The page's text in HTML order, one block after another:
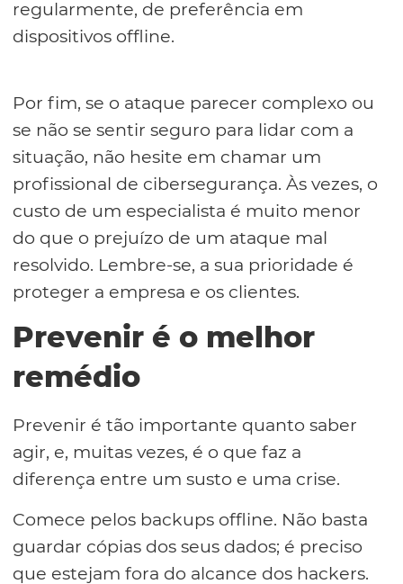
regularmente, de preferência em
dispositivos offline.
Por fim, se o ataque parecer complexo ou
se não se sentir seguro para lidar com a
situação, não hesite em chamar um
profissional de cibersegurança. Às vezes, o
custo de um especialista é muito menor
do que o prejuízo de um ataque mal
resolvido. Lembre-se, a sua prioridade é
proteger a empresa e os clientes.
Prevenir é o melhor
remédio
Prevenir é tão importante quanto saber
agir, e, muitas vezes, é o que faz a
diferença entre um susto e uma crise.
Comece pelos backups offline. Não basta
guardar cópias dos seus dados; é preciso
que estejam fora do alcance dos hackers.